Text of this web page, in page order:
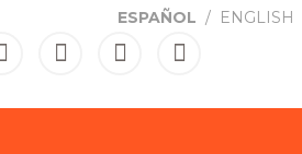
ESPAÑOL ENGLISH